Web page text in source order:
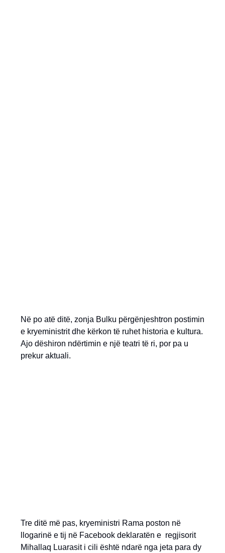
Në po atë ditë, zonja Bulku përgënjeshtron postimin
e kryeministrit dhe kërkon të ruhet historia e kultura.
Ajo dëshiron ndërtimin e një teatri të ri, por pa u
prekur aktuali.
Tre ditë më pas, kryeministri Rama poston në
llogarinë e tij në Facebook deklaratën e regjisorit
Mihallaq Luarasit i cili është ndarë nga jeta para dy